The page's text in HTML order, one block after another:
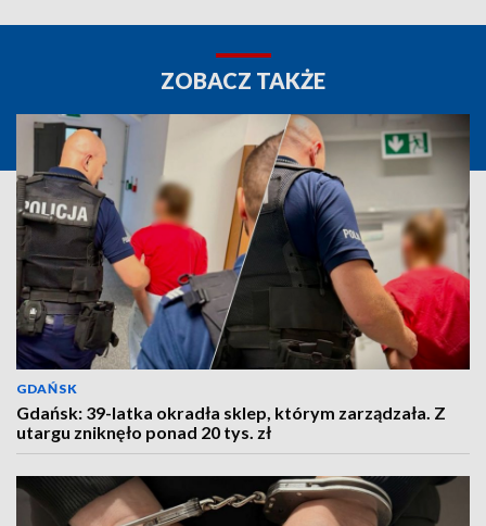
ZOBACZ TAKŻE
GDAŃSK
Gdańsk: 39-latka okradła sklep, którym zarządzała. Z
utargu zniknęło ponad 20 tys. zł